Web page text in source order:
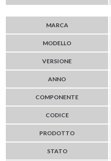
MARCA
MODELLO
VERSIONE
ANNO
COMPONENTE
CODICE
PRODOTTO
STATO